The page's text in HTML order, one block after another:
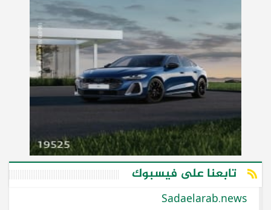
تابعنا على فيسبوك
Sadaelarab.news